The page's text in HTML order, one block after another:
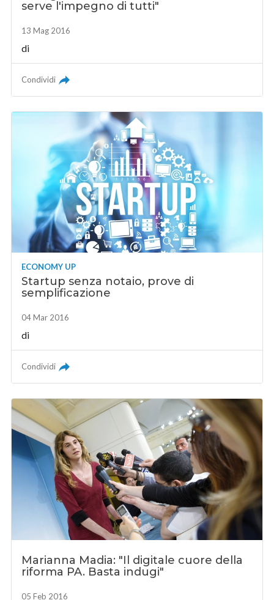
serve l'impegno di tutti"
13 Mag 2016
di
Condividi
ECONOMY UP
Startup senza notaio, prove di
semplificazione
04 Mar 2016
di
Condividi
Marianna Madia: "Il digitale cuore della
riforma PA. Basta indugi"
05 Feb 2016